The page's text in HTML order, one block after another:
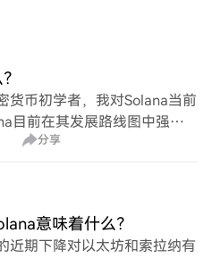
货币初学者，我对Solana当前
目前在其发展路线图中强调
分享
意味着什么？
近期下降对以太坊和索拉纳有